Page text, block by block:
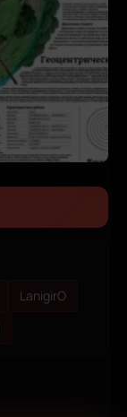
LanigirO